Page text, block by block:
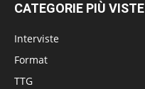
CATEGORIE PIÙ VISTE
Interviste
Format
TTG